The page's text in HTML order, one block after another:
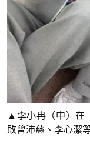
▲李小冉（中）在
敗曾沛慈、李心潔